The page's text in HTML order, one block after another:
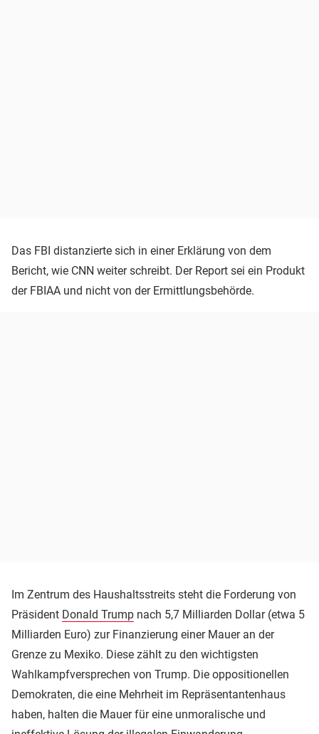
Das FBI distanzierte sich in einer Erklärung von dem
Bericht, wie CNN weiter schreibt. Der Report sei ein Produkt
der FBIAA und nicht von der Ermittlungsbehörde.
Im Zentrum des Haushaltsstreits steht die Forderung von
Präsident Donald Trump nach 5,7 Milliarden Dollar (etwa 5
Milliarden Euro) zur Finanzierung einer Mauer an der
Grenze zu Mexiko. Diese zählt zu den wichtigsten
Wahlkampfversprechen von Trump. Die oppositionellen
Demokraten, die eine Mehrheit im Repräsentantenhaus
haben, halten die Mauer für eine unmoralische und